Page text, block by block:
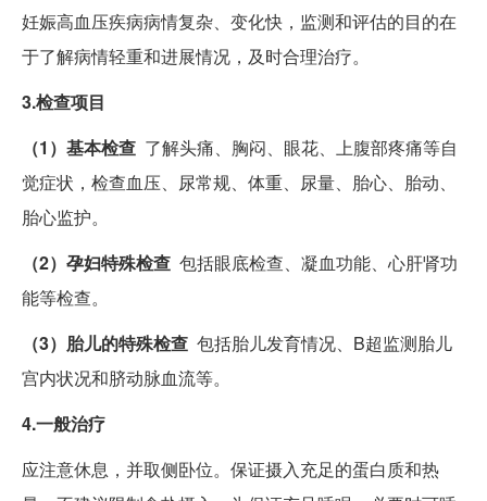
妊娠高血压疾病病情复杂、变化快，监测和评估的目的在
于了解病情轻重和进展情况，及时合理治疗。
3.检查项目
（1）基本检查 了解头痛、胸闷、眼花、上腹部疼痛等自
觉症状，检查血压、尿常规、体重、尿量、胎心、胎动、
胎心监护。
（2）孕妇特殊检查 包括眼底检查、凝血功能、心肝肾功
能等检查。
（3）胎儿的特殊检查 包括胎儿发育情况、B超监测胎儿
宫内状况和脐动脉血流等。
4.一般治疗
应注意休息，并取侧卧位。保证摄入充足的蛋白质和热